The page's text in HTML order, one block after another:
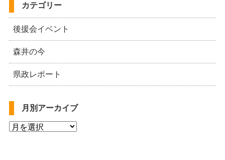
カテゴリー
後援会イベント
森井の今
県政レポート
月別アーカイブ